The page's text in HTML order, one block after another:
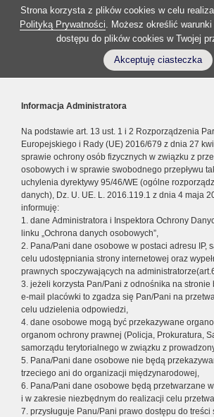
Strona korzysta z plików cookies w celu
Polityką Prywatności. Możesz określić
dostępu do plików cookies w Twojej
Akceptuję ciasteczka
Informacja Administratora
Na podstawie art. 13 ust. 1 i 2 Rozporządzenia
Europejskiego i Rady (UE) 2016/679 z dnia 27
sprawie ochrony osób fizycznych w związku z
osobowych i w sprawie swobodnego przepływu
uchylenia dyrektywy 95/46/WE (ogólne
danych), Dz. U. UE. L. 2016.119.1 z dnia 4 maja
informuję:
1. dane Administratora i Inspektora Ochrony
linku „Ochrona danych osobowych”,
2. Pana/Pani dane osobowe w postaci adresu IP,
celu udostępniania strony internetowej oraz
prawnych spoczywających na
3. jeżeli korzysta Pan/Pani z odnośnika na
e-mail placówki to zgadza się Pan/Pani na
celu udzielenia odpowiedzi,
4. dane osobowe mogą być przekazywane
organom ochrony prawnej (Policja, Prokuratura,
samorządu terytorialnego w związku z
5. Pana/Pani dane osobowe nie będą
trzeciego ani do organizacji międzynarodowej,
6. Pana/Pani dane osobowe będą przetwarzane
i w zakresie niezbędnym do realizacji celu
7. przysługuje Panu/Pani prawo dostępu do treści